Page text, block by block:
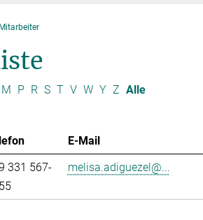
Mitarbeiter
M P R S T V W Y Z Alle
E-Mail
331 567-
melisa.adiguezel@...